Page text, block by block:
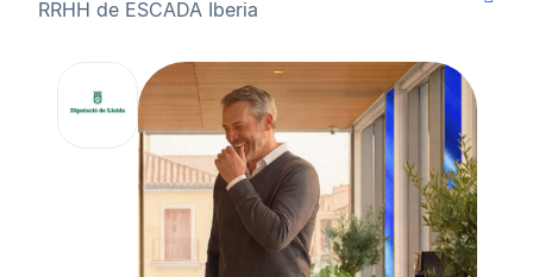
RRHH de ESCADA Iberia